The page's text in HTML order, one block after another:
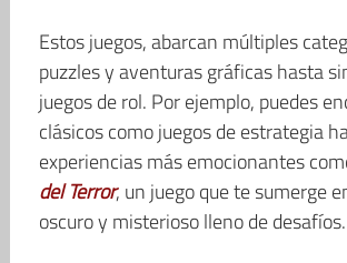
Estos juegos, abarcan múltiples
puzzles y aventuras gráficas hasta
juegos de rol. Por ejemplo, puedes
clásicos como juegos de estrategia
experiencias más emocionantes
del Terror, un juego que te sumerge
oscuro y misterioso lleno de desafíos.